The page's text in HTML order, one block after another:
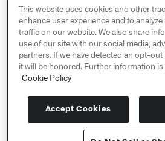
© 2026 Palantir Technologies
reserved.
Cookies Statement ↗
Privacy Statement ↗
Terms of Use ↗
Do Not Sell or Share My
This website uses cookies and other
enhance user experience and to
traffic on our website. We also share
use of our site with our social media,
partners. If we have detected an opt-
it will be honored. Further information is
Cookie Policy
Accept Cookies